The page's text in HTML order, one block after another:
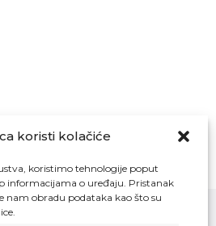
koristi kolačiće
koristimo tehnologije poput
informacijama o uređaju. Pristanak
nam obradu podataka kao što su